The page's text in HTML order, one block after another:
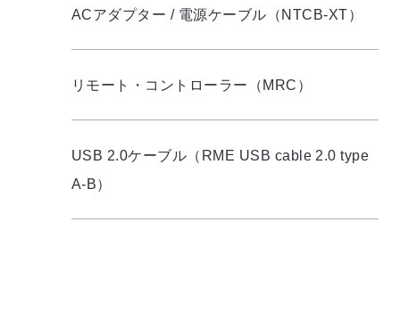
ACアダプター / 電源ケーブル（NTCB-XT）
リモート・コントローラー（MRC）
USB 2.0ケーブル（RME USB cable 2.0 type
A-B）